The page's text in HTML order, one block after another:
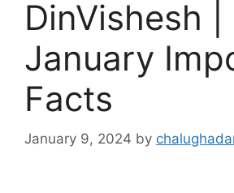
DinVishesh |
January
Facts
January 9, 2024 by